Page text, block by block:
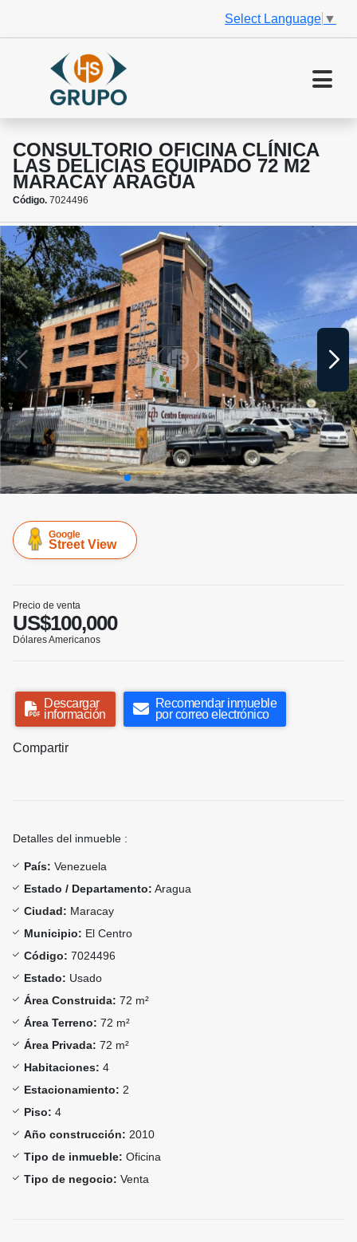
Select Language ▼
CONSULTORIO OFICINA CLÍNICA
LAS DELICIAS EQUIPADO 72 M2
MARACAY ARAGUA
Código. 7024496
Google
Street View
Precio de venta
US$100,000
Dólares Americanos
Descargar
información
Recomendar inmueble
por correo electrónico
Compartir
Detalles del inmueble :
País: Venezuela
Estado / Departamento: Aragua
Ciudad: Maracay
Municipio: El Centro
Código: 7024496
Estado: Usado
Área Construida: 72 m²
Área Terreno: 72 m²
Área Privada: 72 m²
Habitaciones: 4
Estacionamiento: 2
Piso: 4
Año construcción: 2010
Tipo de inmueble: Oficina
Tipo de negocio: Venta